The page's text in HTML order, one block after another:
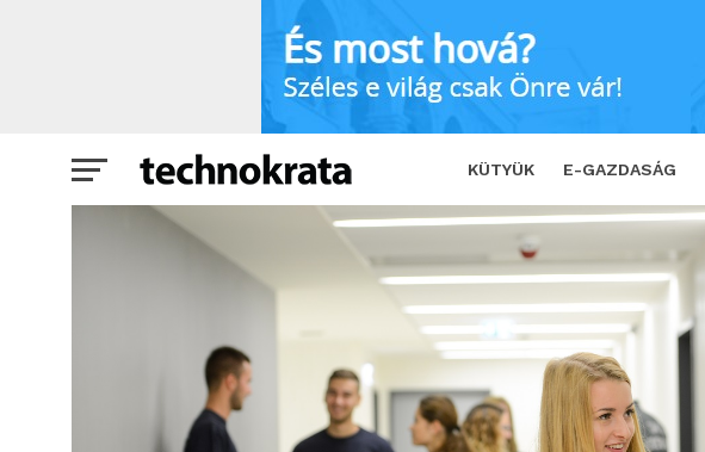
KÜTYÜK E-GAZDASÁG
Egyetemi jövőépítés: sorsdöntő határidő közeleg